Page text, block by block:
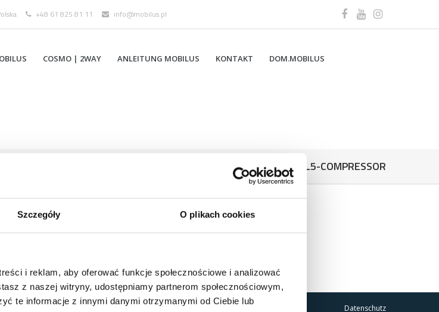
Szczegóły O plikach cookies
i reklam, aby oferować funkcje społecznościowe i analizować
z naszej witryny, udostępniamy partnerom społecznościowym,
te informacje z innymi danymi otrzymanymi od Ciebie lub
+48 61 825 81 11 info@mobilus.pl
COSMO | 2WAY ANLEITUNG MOBILUS KONTAKT DOM.MOBILUS
BANER_L5-COMPRESSOR
Datenschutz